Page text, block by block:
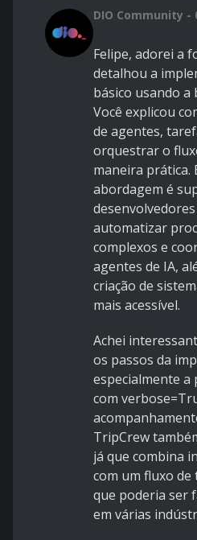
DIO Community -
Felipe, adorei a
detalhou a
básico usando a
Você explicou
de agentes,
orquestrar o
maneira prática.
abordagem é
automatizar
complexos e
agentes de IA,
criação de
mais acessível.
Achei
os passos da
especialmente a
com
TripCrew
já que combina
com um fluxo
que poderia ser
em várias